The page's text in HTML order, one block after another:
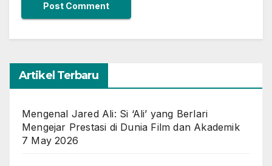
Artikel Terbaru
Mengenal Jared Ali: Si ‘Ali’ yang Berlari
Mengejar Prestasi di Dunia Film dan Akademik
7 May 2026